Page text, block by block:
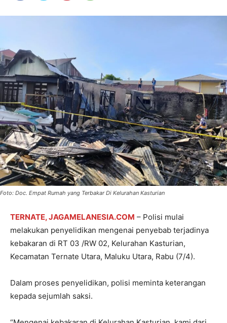
Foto: Doc. Empat Rumah yang Terbakar Di Kelurahan Kasturian
TERNATE, JAGAMELANESIA.COM – Polisi mulai
melakukan penyelidikan mengenai penyebab terjadinya
kebakaran di RT 03 /RW 02, Kelurahan Kasturian,
Kecamatan Ternate Utara, Maluku Utara, Rabu (7/4).
Dalam proses penyelidikan, polisi meminta keterangan
kepada sejumlah saksi.